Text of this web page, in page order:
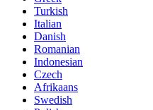
Turkish
Italian
Danish
Romanian
Indonesian
Czech
Afrikaans
Swedish